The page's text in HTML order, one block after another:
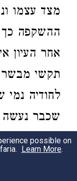
מצד עצמו
ההשקפה
אחר העיון
תקשי מבשר
לחודיה
שכבר נעשה
ז"ל
מהיתר שנ"ט
possible on
Learn More.